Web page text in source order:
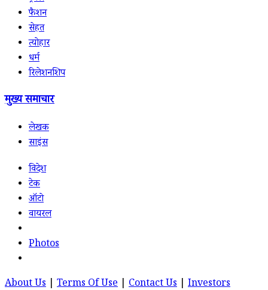
फैशन
सेहत
त्योहार
धर्म
रिलेशनशिप
मुख्य समाचार
लेखक
साइंस
विदेश
टेक
ऑटो
वायरल
Photos
About Us Terms Of Use Contact Us Investors